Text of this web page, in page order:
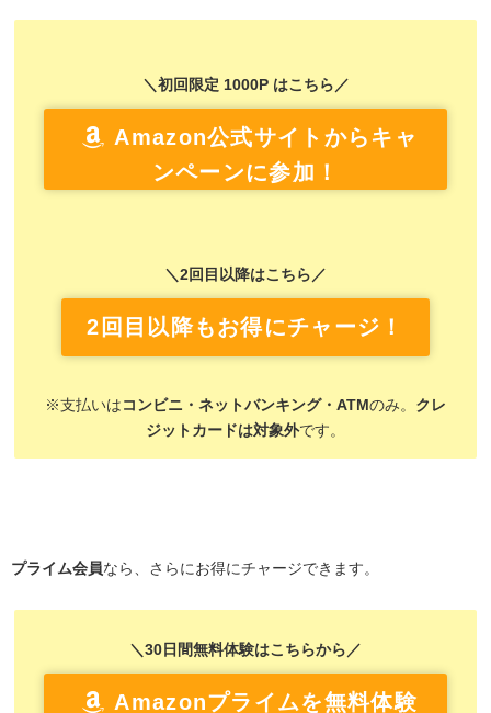
＼初回限定 1000P はこちら／
Amazon公式サイトからキャ
ンペーンに参加！
＼2回目以降はこちら／
2回目以降もお得にチャージ！
※支払いは コンビニ・ネットバンキング・ATMのみ。 クレ
ジットカードは対象外です。
プライム会員なら、さらにお得にチャージできます。
＼30日間無料体験はこちらから／
Amazonプライムを無料体験